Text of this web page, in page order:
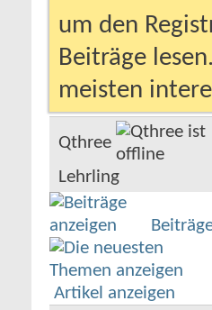
um den
Beiträge
meisten
Qthree
Lehrling
Artikel anzeigen